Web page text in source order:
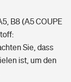
B8 (A5 COUPE
Sie, dass
ist, um den